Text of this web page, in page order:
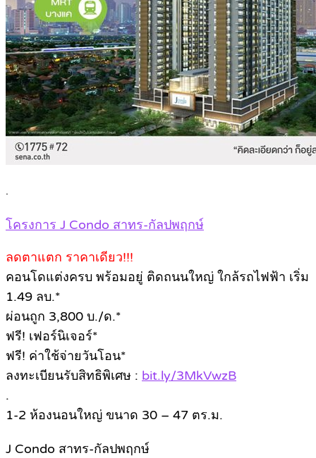
.
โครงการ J Condo สาทร-กัลปพฤกษ์
ลดตาแตก ราคาเดียว!!!
คอนโดแต่งครบ พร้อมอยู่ ติดถนนใหญ่ ใกล้รถไฟฟ้า เริ่ม
1.49 ลบ.*
ผ่อนถูก 3,800 บ./ด.*
ฟรี! เฟอร์นิเจอร์*
ฟรี! ค่าใช้จ่ายวันโอน*
ลงทะเบียนรับสิทธิพิเศษ : bit.ly/3MkVwzB
.
1-2 ห้องนอนใหญ่ ขนาด 30 – 47 ตร.ม.
J Condo สาทร-กัลปพฤกษ์